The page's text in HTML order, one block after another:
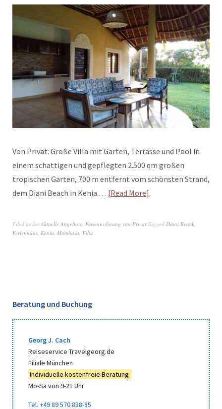
Von Privat: Große Villa mit Garten, Terrasse und Pool in
einem schattigen und gepflegten 2.500 qm großen
tropischen Garten, 700 m entfernt vom schönsten Strand,
dem Diani Beach in Kenia.… Read More
Filed underAktuelle Angebote Ferienwohnung von Privat Tagged Diani Beach
Ferienhaus Kenia Mombasa Villa
Beratung und Buchung
Georg J. Cach
Reiseservice Travelgeorg.de
Filiale München
Individuelle kostenfreie Beratung
Mo-Sa von 9-21 Uhr
Tel. +49 89 570 838-85